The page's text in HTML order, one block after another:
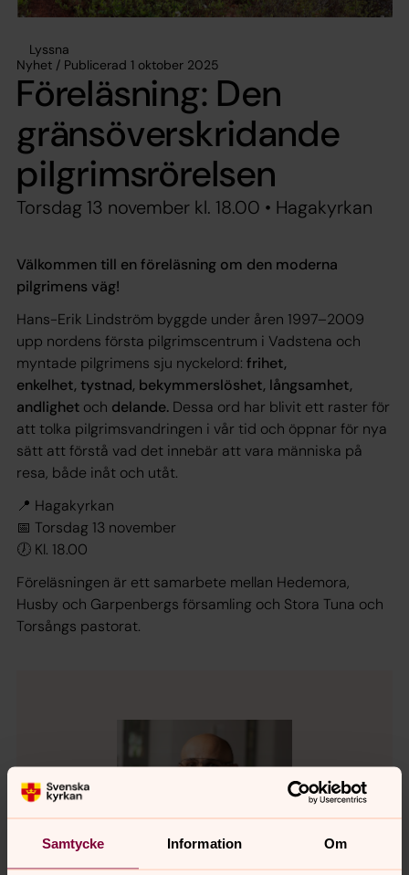
Samtycke Information Om
Lyssna
Nyhet / Publicerad 1 oktober 2025
Föreläsning: Den
gränsöverskridande
pilgrimsrörelsen
Torsdag 13 november kl. 18.00 • Hagakyrkan
Välkommen till en föreläsning om den moderna
pilgrimens väg!
Hans-Erik Lindström byggde under åren 1997–2009
upp nordens första pilgrimscentrum i Vadstena och
myntade pilgrimens sju nyckelord: frihet,
enkelhet, tystnad, bekymmerslöshet, långsamhet,
andlighet och delande. Dessa ord har blivit ett raster för
att tolka pilgrimsvandringen i vår tid och öppnar för nya
sätt att förstå vad det innebär att vara människa på
resa, både inåt och utåt.
📍 Hagakyrkan
📅 Torsdag 13 november
🕖 Kl. 18.00
Föreläsningen är ett samarbete mellan Hedemora,
Husby och Garpenbergs församling och Stora Tuna och
Torsångs pastorat.